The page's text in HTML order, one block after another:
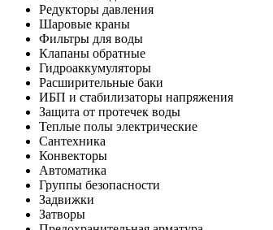
Редукторы давления
Шаровые краны
Фильтры для воды
Клапаны обратные
Гидроаккумуляторы
Расширительные баки
ИБП и стабилизаторы напряжения
Защита от протечек воды
Теплые полы электрические
Сантехника
Конвекторы
Автоматика
Группы безопасности
Задвижки
Затворы